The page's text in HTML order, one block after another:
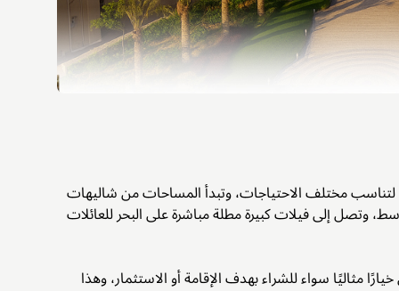
مختلف الاحتياجات، وتبدأ المساحات من شاليهات
وتصل إلى فيلات كبيرة مطلة مباشرة على البحر للعائلات
مثاليًا سواء للشراء بهدف الإقامة أو الاستثمار، وهذا